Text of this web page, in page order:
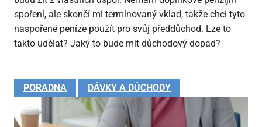
spoření, ale skončí mi termínovaný vklad, takže chci tyto
naspořené peníze použít pro svůj předdůchod. Lze to
takto udělat? Jaký to bude mít důchodový dopad?
PORADNA DÁVKY A DŮCHODY